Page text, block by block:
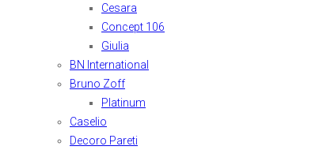
Cesara
Concept 106
Giulia
BN International
Bruno Zoff
Platinum
Caselio
Decoro Pareti